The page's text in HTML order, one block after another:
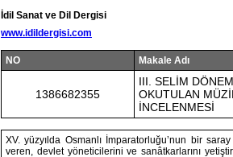
İdil Sanat ve Dil Dergisi
www.idildergisi.com
NO Makale Adı
1386682355
III. SELİM
OKUTULAN
İNCELENMESİ
XV. yüzyılda Osmanlı İmparatorluğu’nun bir
veren, devlet yöneticilerini ve sanâtkarlarını